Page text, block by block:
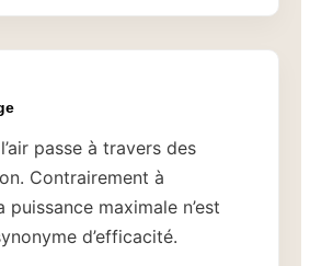
passe à travers des
Contrairement à
puissance maximale n’est
d’efficacité.